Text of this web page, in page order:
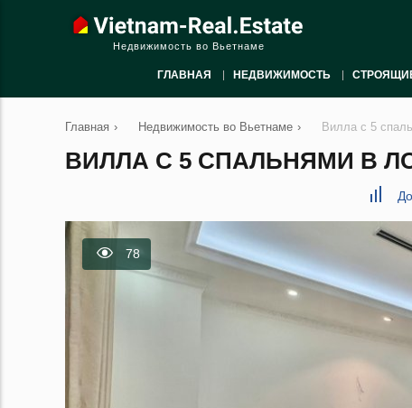
Недвижимость во Вьетнаме
ГЛАВНАЯ НЕДВИЖИМОСТЬ
Главная › Недвижимость во Вьетнаме › Вилла с 5
ВИЛЛА С 5 СПАЛЬНЯМИ В
78